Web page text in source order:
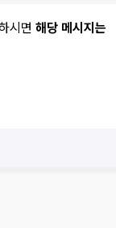
시면 해당 메시지는